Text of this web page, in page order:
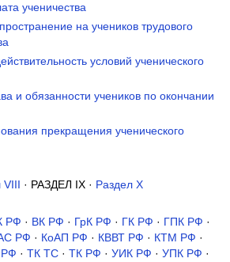
ученичества
на учеников трудового
условий ученического
и обязанности учеников по окончании
прекращения ученического
VIII · РАЗДЕЛ IX · Раздел X
РФ · ВК РФ · ГрК РФ · ГК РФ · ГПК РФ ·
РФ · КоАП РФ · КВВТ РФ · КТМ РФ ·
· ТК TC· ТК РФ · УИК РФ · УПК РФ ·